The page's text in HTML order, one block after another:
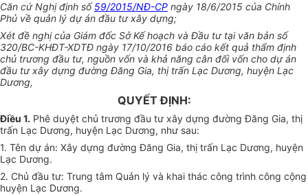
Căn cứ Nghị định số59/2015/NĐ-CP ngày 18/6/2015 của Chính
Phủ về quản lý dự án đầu tư xây dựng;
Xét đề nghị của Giám đốc Sở Kế hoạch và Đầu tư tại văn bản số
320/BC-KHĐT-XDTĐ ngày 17/10/2016 báo cáo kết quả thẩm định
chủ trương đầu tư, nguồn vốn và khả năng cân đối vốn cho dự án
đầu tư xây dựng đường Đăng Gia, thị trấn Lạc Dương, huyện Lạc
Dương,
QUYẾT ĐỊNH:
Điều 1. Phê duyệt chủ trương đầu tư xây dựng đường Đăng Gia, thị
trấn Lạc Dương, huyện Lạc Dương, như sau:
1. Tên dự án: Xây dựng đường Đăng Gia, thị trấn Lạc Dương, huyện
Lạc Dương.
2. Chủ đầu tư: Trung tâm Quản lý và khai thác công trình công cộng
huyện Lạc Dương.